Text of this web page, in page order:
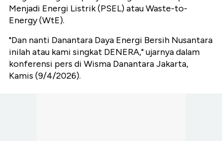
Menjadi Energi Listrik (PSEL) atau Waste-to-
Energy (WtE).
"Dan nanti Danantara Daya Energi Bersih Nusantara
inilah atau kami singkat DENERA," ujarnya dalam
konferensi pers di Wisma Danantara Jakarta,
Kamis (9/4/2026).